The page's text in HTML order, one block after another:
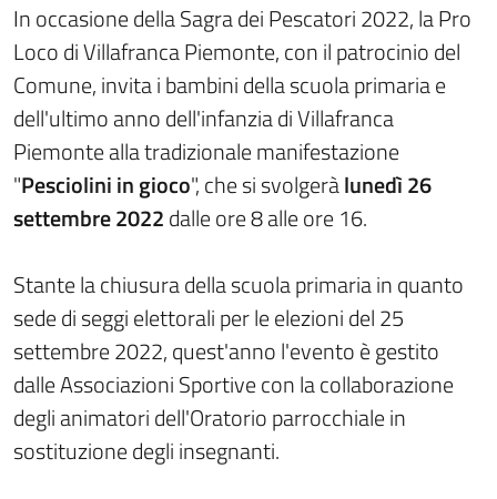
In occasione della Sagra dei Pescatori 2022, la Pro
Loco di Villafranca Piemonte, con il patrocinio del
Comune, invita i bambini della scuola primaria e
dell'ultimo anno dell'infanzia di Villafranca
Piemonte alla tradizionale manifestazione
"Pesciolini in gioco", che si svolgeràlunedì 26
settembre 2022dalle ore 8 alle ore 16.
Stante la chiusura della scuola primaria in quanto
sede di seggi elettorali per le elezioni del 25
settembre 2022, quest'anno l'evento è gestito
dalle Associazioni Sportive con la collaborazione
degli animatori dell'Oratorio parrocchiale in
sostituzione degli insegnanti.